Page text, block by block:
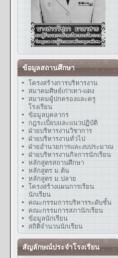
ข้อมูลสถานศึกษา
โครงสร้างการบริหารงาน
สมาคมศิษย์เก่าเทา-แดง
สมาคมผู้ปกครองและครู
โรงเรียน
ข้อมูลบุคลากร
กฎระเบียบและแนวปฏิบัติ
ฝ่ายบริหารงานวิชาการ
ฝ่ายบริหารงานทั่วไป
ฝ่ายอำนวยการและงบประมาณ
ฝ่ายบริหารงานกิจการนักเรียน
หลักสูตรสถานศึกษา
หลักสูตร ม.ต้น
หลักสูตร ม.ปลาย
โครงสร้างแผนการเรียน
นักเรียน
คณะกรรมการบริหารระดับชั้น
คณะกรรมการสภานักเรียน
ข้อมูลนักเรียน
สถิติจำนวนนักเรียน
สัญลักษณ์ประจำโรงเรียน